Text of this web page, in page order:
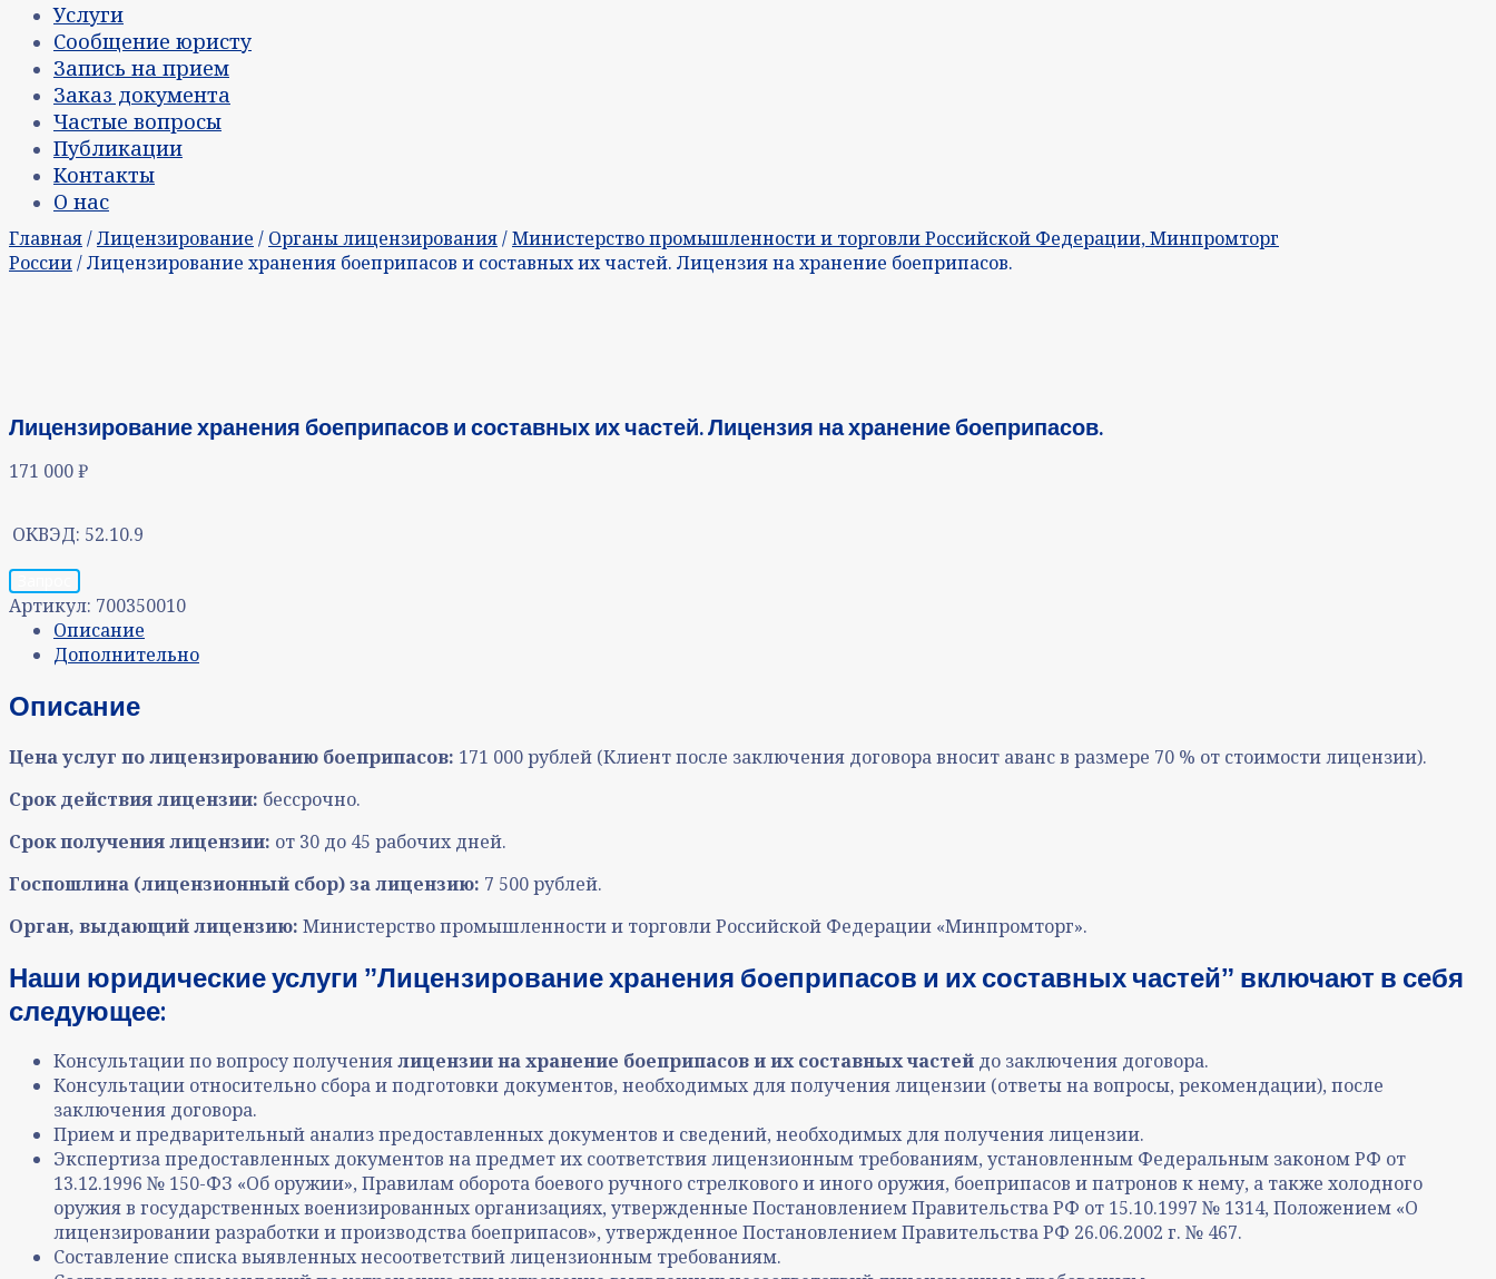
Услуги
Сообщение юристу
Запись на прием
Заказ документа
Частые вопросы
Публикации
Контакты
О нас
Главная/Лицензирование / Органы лицензирования/Министерство промышленности и торговли Российской Федерации, Минпромторг
России/ Лицензирование хранения боеприпасов и составных их частей. Лицензия на хранение боеприпасов.
Лицензирование хранения боеприпасов и составных их частей. Лицензия на хранение боеприпасов.
171 000₽
ОКВЭД: 52.10.9
Артикул: 700350010
Описание
Дополнительно
Описание
Цена услуг по лицензированию боеприпасов: 171 000 рублей (Клиент после заключения договора вносит аванс в размере 70 % от стоимости лицензии).
Срок действия лицензии: бессрочно.
Срок получения лицензии: от 30 до 45 рабочих дней.
Госпошлина (лицензионный сбор) за лицензию: 7 500 рублей.
Орган, выдающий лицензию: Министерство промышленности и торговли Российской Федерации «Минпромторг».
Наши юридические услуги ˮЛицензирование хранения боеприпасов и их составных частейˮ включают в себя
следующее:
Консультации по вопросу получениялицензии на хранение боеприпасов и их составных частей до заключения договора.
Консультации относительно сбора и подготовки документов, необходимых для получения лицензии (ответы на вопросы, рекомендации), после
заключения договора.
Прием и предварительный анализ предоставленных документов и сведений, необходимых для получения лицензии.
Экспертиза предоставленных документов на предмет их соответствия лицензионным требованиям, установленным Федеральным законом РФ от
13.12.1996 № 150-ФЗ «Об оружии», Правилам оборота боевого ручного стрелкового и иного оружия, боеприпасов и патронов к нему, а также холодного
оружия в государственных военизированных организациях, утвержденные Постановлением Правительства РФ от 15.10.1997 № 1314, Положением «О
лицензировании разработки и производства боеприпасов», утвержденное Постановлением Правительства РФ 26.06.2002 г. № 467.
Составление списка выявленных несоответствий лицензионным требованиям.